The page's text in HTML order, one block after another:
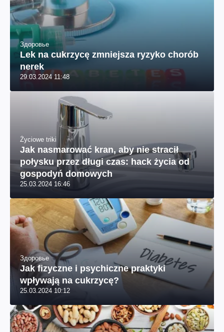
Здоровье
Lek na cukrzycę zmniejsza ryzyko chorób
nerek
29.03.2024 11:48
Życiowe triki
Jak nasmarować kran, aby nie stracił
połysku przez długi czas: hack życia od
gospodyń domowych
25.03.2024 16:46
Здоровье
Jak fizyczne i psychiczne praktyki
wpływają na cukrzycę?
25.03.2024 10:12